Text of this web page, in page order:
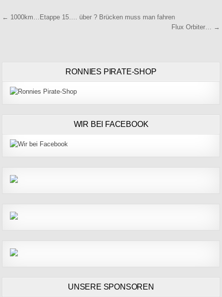
Beitragsnavigation
← 1000km…Etappe 15…. über ? Brücken muss man fahren
Flux Orbiter… →
RONNIES PIRATE-SHOP
WIR BEI FACEBOOK
UNSERE SPONSOREN